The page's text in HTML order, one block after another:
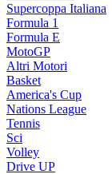
Supercoppa Italiana
Formula 1
Formula E
MotoGP
Altri Motori
Basket
America's Cup
Nations League
Tennis
Sci
Volley
Drive UP